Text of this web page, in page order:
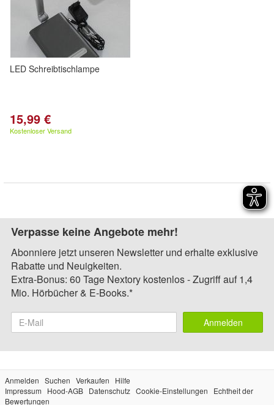
LED Schreibtischlampe
15,99 €
Kostenloser Versand
Verpasse keine Angebote mehr!
Abonniere jetzt unseren Newsletter und erhalte exklusive
Rabatte und Neuigkeiten.
Extra-Bonus: 60 Tage Nextory kostenlos - Zugriff auf 1,4
Mio. Hörbücher & E-Books.*
Anmelden
Anmelden Suchen Verkaufen
Hilfe
Impressum
Hood-AGB Datenschutz Cookie-Einstellungen
Echtheit der
Bewertungen